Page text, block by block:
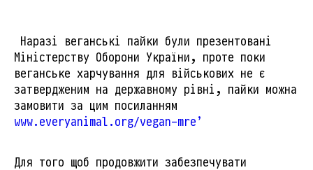
Наразі веганські пайки були презентовані
Міністерству Оборони України, проте поки
веганське харчування для військових не є
затвердженим на державному рівні, пайки можна
замовити за цим посиланням
www.everyanimal.org/vegan-mreʼ
Для того щоб продовжити забезпечувати